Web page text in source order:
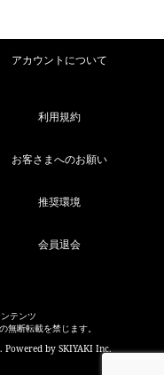
アカウントについて
利用規約
お客さまへのお願い
推奨環境
会員退会
テンツ
無断転載を禁じます。
Powered by SKIYAKI Inc.